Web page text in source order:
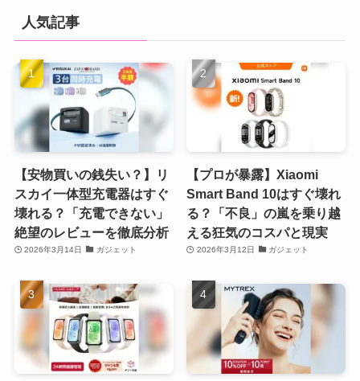
人気記事
【安物買いの銭失い？】リ
スカイ一体型充電器はすぐ
壊れる？「充電できない」
絶望のレビューを徹底分析
2026年3月14日 ガジェット
【プロが暴露】Xiaomi
Smart Band 10はすぐ壊れ
る？「不良」の嵐を乗り越
える狂気のコスパと現実
2026年3月12日 ガジェット